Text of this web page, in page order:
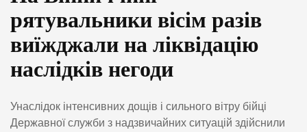
рятувальники вісім разів
виїжджали на ліквідацію
наслідків негоди
Унаслідок інтенсивних дощів і сильного вітру бійці
Державної служби з надзвичайних ситуацій здійснили